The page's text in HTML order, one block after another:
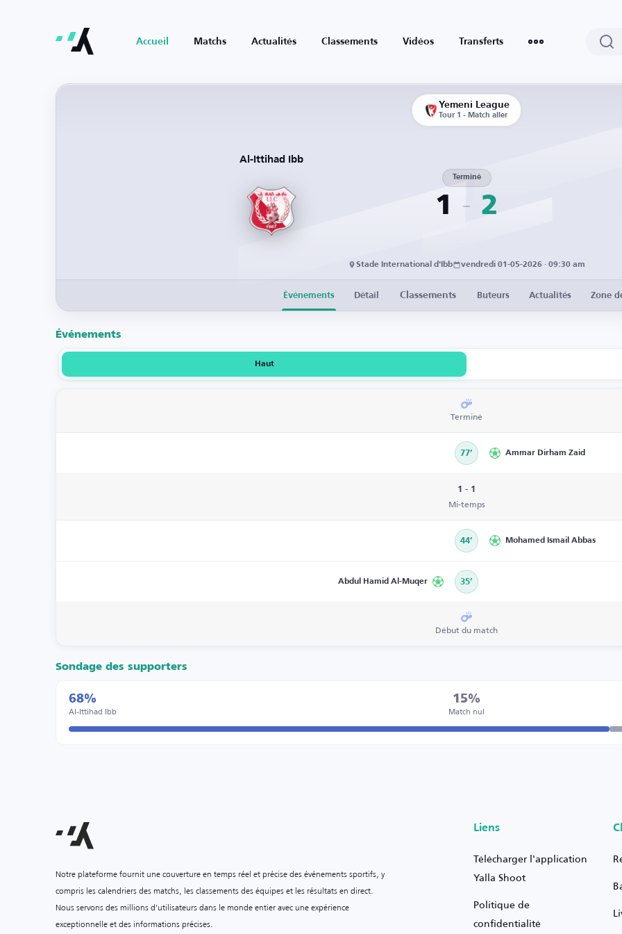
Accueil Matchs Actualités Classements Vidéos Transferts
Yemeni League
Tour 1 - Match aller
Al-Ittihad Ibb
1
Terminé
2
Stade International d'Ibb vendredi 01-05-2026 · 09:30 am
Événements Détail Classements Buteurs Actualités Zone
Événements
Haut
Terminé
77’ Ammar Dirham Zaid
1 - 1
Mi-temps
44’ Mohamed Ismail Abbas
Abdul Hamid Al-Muqer 35’
Début du match
Sondage des supporters
68%
Al-Ittihad Ibb
15%
Match nul
Notre plateforme fournit une couverture en temps réel et précise des événements sportifs, y
compris les calendriers des matchs, les classements des équipes et les résultats en direct.
Nous servons des millions d'utilisateurs dans le monde entier avec une expérience
exceptionnelle et des informations précises.
Liens
Télécharger l'application
Yalla Shoot
Politique de
confidentialité